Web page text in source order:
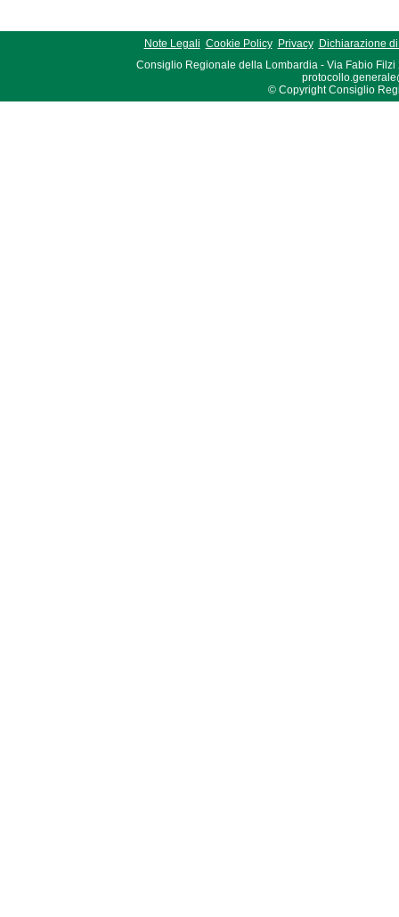
Note Legali Cookie Policy Privacy Dichiarazione
Consiglio Regionale della Lombardia - Via Fabio Filzi
© Copyright Consiglio